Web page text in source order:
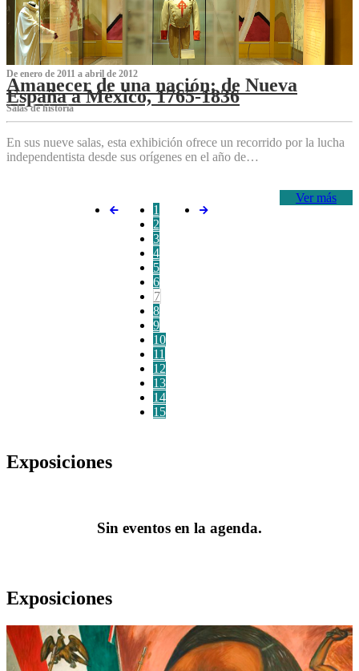
De enero de 2011 a abril de 2012
Amanecer de una nación: de Nueva
España a México, 1765-1836
Salas de historia
En sus nueve salas, esta exhibición ofrece un recorrido por la lucha
independentista desde sus orígenes en el año de…
Ver más
1
2
3
4
5
6
7
8
9
10
11
12
13
14
15
Exposiciones
Sin eventos en la agenda.
Exposiciones